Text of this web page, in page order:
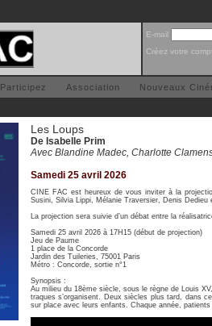
E-mail
Créez votre
Participez Association Nouveaux
Les Loups
De Isabelle Prim
Avec Blandine Madec, Charlotte
Samedi 25 avril 2026
CINE FAC est heureux de vous inviter à la
Susini, Silvia Lippi, Mélanie Traversier, Denis Dedieu
La projection sera suivie d’un débat entre la
Samedi 25 avril 2026 à 17H15 (début de projection)
Jeu de Paume
1 place de la Concorde
Jardin des Tuileries, 75001 Paris
Métro : Concorde, sortie n°1
Synopsis :
Au milieu du 18ème siècle, sous le règne de Louis
traques s’organisent. Deux siècles plus tard, dans
sur place avec leurs enfants. Chaque année,